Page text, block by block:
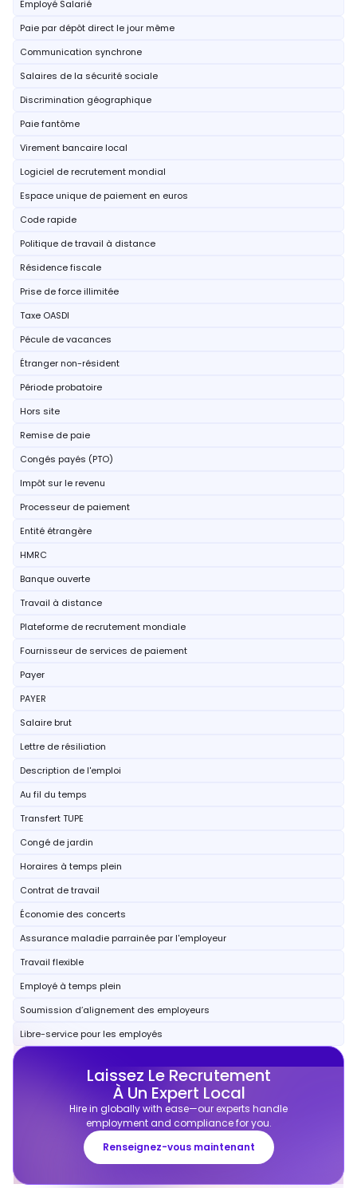
Employé Salarié
Paie par dépôt direct le jour même
Communication synchrone
Salaires de la sécurité sociale
Discrimination géographique
Paie fantôme
Virement bancaire local
Logiciel de recrutement mondial
Espace unique de paiement en euros
Code rapide
Politique de travail à distance
Résidence fiscale
Prise de force illimitée
Taxe OASDI
Pécule de vacances
Étranger non-résident
Période probatoire
Hors site
Remise de paie
Congés payés (PTO)
Impôt sur le revenu
Processeur de paiement
Entité étrangère
HMRC
Banque ouverte
Travail à distance
Plateforme de recrutement mondiale
Fournisseur de services de paiement
Payer
PAYER
Salaire brut
Lettre de résiliation
Description de l'emploi
Au fil du temps
Transfert TUPE
Congé de jardin
Horaires à temps plein
Contrat de travail
Économie des concerts
Assurance maladie parrainée par l'employeur
Travail flexible
Employé à temps plein
Soumission d’alignement des employeurs
Libre-service pour les employés
Laissez Le Recrutement
À Un Expert Local
Hire in globally with ease—our experts handle
employment and compliance for you.
Renseignez-vous maintenant